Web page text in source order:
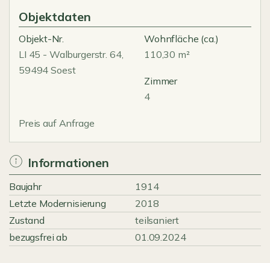
Objektdaten
Objekt-Nr.
LI 45 - Walburgerstr. 64,
59494 Soest
Wohnfläche (ca.)
110,30 m²
Zimmer
4
Preis auf Anfrage
Informationen
Baujahr
1914
Letzte Modernisierung
2018
Zustand
teilsaniert
bezugsfrei ab
01.09.2024